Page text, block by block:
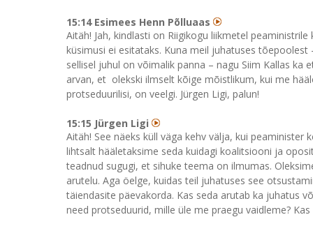
15:14 Esimees Henn Põlluaas
Aitäh! Jah, kindlasti on Riigikogu liikmetel
küsimusi ei esitataks. Kuna meil juhatuses
sellisel juhul on võimalik panna – nagu Siim Kallas ka
arvan, et olekski ilmselt kõige mõistlikum, kui me
protseduurilisi, on veelgi. Jürgen Ligi, palun!
15:15 Jürgen Ligi
Aitäh! See näeks küll väga kehv välja, kui
lihtsalt hääletaksime seda kuidagi koalitsiooni ja
teadnud sugugi, et sihuke teema on ilmumas.
arutelu. Aga öelge, kuidas teil juhatuses see
täiendasite päevakorda. Kas seda arutab ka juhatus
need protseduurid, mille üle me praegu vaidleme?